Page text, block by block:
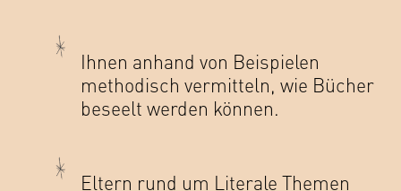
Ihnen anhand von Beispielen
methodisch vermitteln, wie Bücher
beseelt werden können.
Eltern rund um Literale Themen